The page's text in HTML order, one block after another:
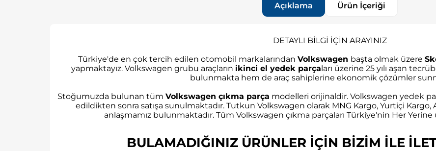
Açıklama Ürün İçeriği
DETAYLI BİLGİ İÇİN ARAYINIZ
Türkiye'de en çok tercih edilen otomobil markalarından Volkswagen başta olmak üzere
yapmaktayız. Volkswagen grubu araçların ikinci el yedek parçaları üzerine 25 yılı aşan
bulunmakta hem de araç sahiplerine ekonomik çözümler
Stoğumuzda bulunan tüm Volkswagen çıkma parça modelleri orijinaldir. Volkswagen yedek
edildikten sonra satışa sunulmaktadır. Tutkun Volkswagen olarak MNG Kargo, Yurtiçi Kargo,
anlaşmamız bulunmaktadır. Tüm Volkswagen çıkma parçaları Türkiye'nin Her
BULAMADIĞINIZ ÜRÜNLER İÇİN BİZİM İLE